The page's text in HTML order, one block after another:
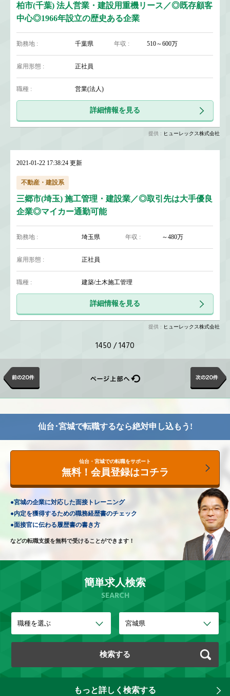
柏市(千葉) 法人営業・建設用重機リース／◎既存顧客
中心◎1966年設立の歴史ある企業
勤務地 : 千葉県 年収 : 510～600万
雇用形態 : 正社員
職種 : 営業(法人)
詳細情報を見る
提供 : ヒューレックス株式会社
2021-01-22 17:38:24 更新
不動産・建設系
三郷市(埼玉) 施工管理・建設業／◎取引先は大手優良
企業◎マイカー通勤可能
勤務地 : 埼玉県 年収 : ～480万
雇用形態 : 正社員
職種 : 建築/土木施工管理
詳細情報を見る
提供 : ヒューレックス株式会社
1450 / 1470
仙台･宮城で転職するなら絶対申し込もう!
仙台・宮城での転職をサポート
無料！会員登録はコチラ
●宮城の企業に対応した面接トレーニング
●内定を獲得するための職務経歴書のチェック
●面接官に伝わる履歴書の書き方
などの転職支援を無料で受けることができます！
簡単求人検索
SEARCH
もっと詳しく検索する